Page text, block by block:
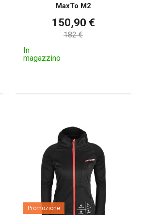
MaxTo M2
150,90 €
182 €
In
magazzino
Promozione